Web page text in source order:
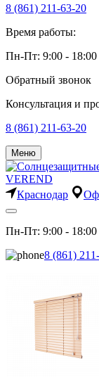
8 (861) 211-63-20
Время работы:
Пн-Пт: 9:00 -
Обратный звонок
Консультация и
8 (861) 211-63-20
Меню
Краснодар
Пн-Пт: 9:00 -
8 (861)